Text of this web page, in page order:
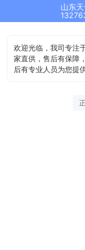
欢迎光临，我司专注
家直供，售后有保障
后有专业人员为您提